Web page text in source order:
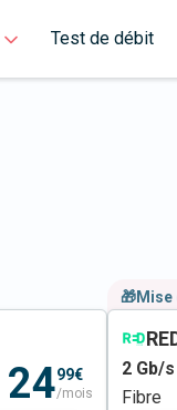
Test de débit
2499€
/mois
🎁Mise
2 Gb/s
Fibre